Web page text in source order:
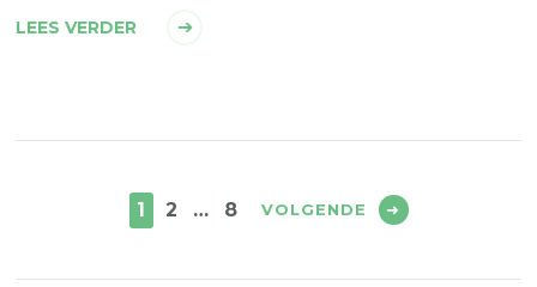
LEES VERDER
paginering
PAGINA
1 PAGINA
2 … PAGINA
8 VOLGENDE